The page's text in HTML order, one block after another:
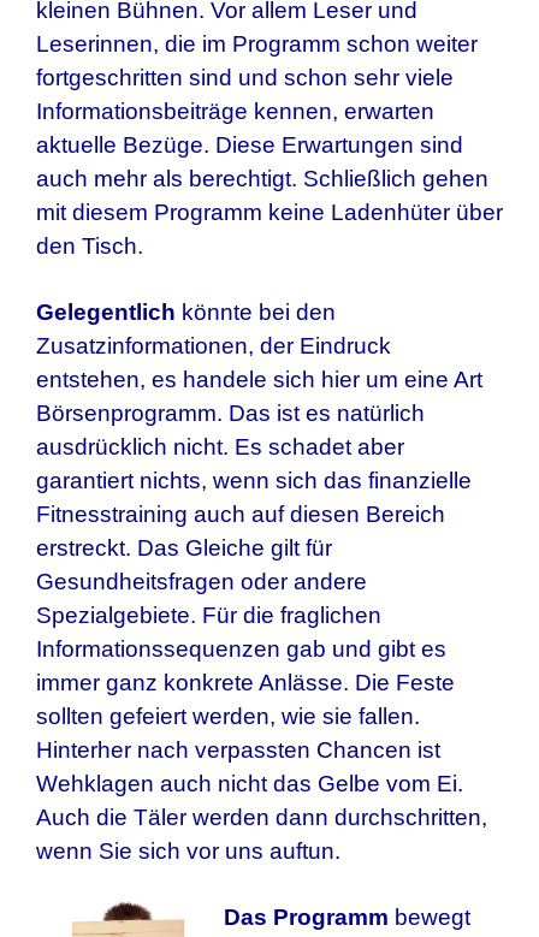
kleinen Bühnen. Vor allem Leser und
Leserinnen, die im Programm schon weiter
fortgeschritten sind und schon sehr viele
Informationsbeiträge kennen, erwarten
aktuelle Bezüge. Diese Erwartungen sind
auch mehr als berechtigt. Schließlich gehen
mit diesem Programm keine Ladenhüter über
den Tisch.
Gelegentlich könnte bei den
Zusatzinformationen, der Eindruck
entstehen, es handele sich hier um eine Art
Börsenprogramm. Das ist es natürlich
ausdrücklich nicht. Es schadet aber
garantiert nichts, wenn sich das finanzielle
Fitnesstraining auch auf diesen Bereich
erstreckt. Das Gleiche gilt für
Gesundheitsfragen oder andere
Spezialgebiete. Für die fraglichen
Informationssequenzen gab und gibt es
immer ganz konkrete Anlässe. Die Feste
sollten gefeiert werden, wie sie fallen.
Hinterher nach verpassten Chancen ist
Wehklagen auch nicht das Gelbe vom Ei.
Auch die Täler werden dann durchschritten,
wenn Sie sich vor uns auftun.
Das Programm bewegt